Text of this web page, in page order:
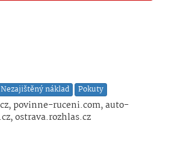
Nezajištěný náklad Pokuty
povinne-ruceni.com, auto-
ostrava.rozhlas.cz